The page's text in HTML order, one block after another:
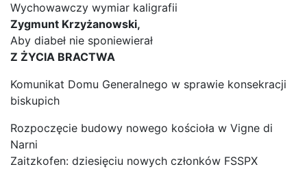
Wychowawczy wymiar kaligrafii
Zygmunt Krzyżanowski,
Aby diabeł nie sponiewierał
Z ŻYCIA BRACTWA
Komunikat Domu Generalnego w sprawie konsekracji
biskupich
Rozpoczęcie budowy nowego kościoła w Vigne di
Narni
Zaitzkofen: dziesięciu nowych członków FSSPX